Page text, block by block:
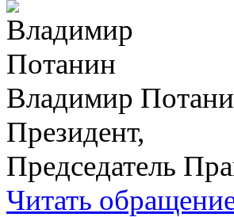
Владимир
Президент,
Председатель
Читать